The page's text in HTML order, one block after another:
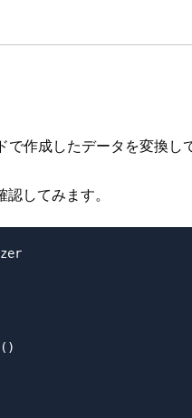
作成したデータを変換し
してみます。